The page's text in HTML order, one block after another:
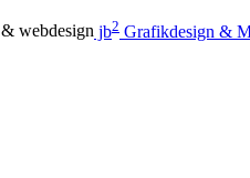
& webdesign jb2 Grafikdesign &